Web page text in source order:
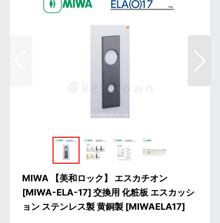
MIWA 【美和ロック】 エスカチオン
[MIWA-ELA-17] 交換用 化粧板 エスカッシ
ョン ステンレス製 黄銅製 [MIWAELA17]